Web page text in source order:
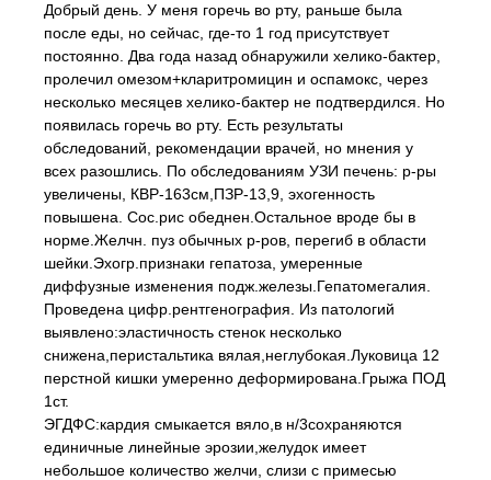
Добрый день. У меня горечь во рту, раньше была
после еды, но сейчас, где-то 1 год присутствует
постоянно. Два года назад обнаружили хелико-бактер,
пролечил омезом+кларитромицин и оспамокс, через
несколько месяцев хелико-бактер не подтвердился. Но
появилась горечь во рту. Есть результаты
обследований, рекомендации врачей, но мнения у
всех разошлись. По обследованиям УЗИ печень: р-ры
увеличены, КВР-163см,ПЗР-13,9, эхогенность
повышена. Сос.рис обеднен.Остальное вроде бы в
норме.Желчн. пуз обычных р-ров, перегиб в области
шейки.Эхогр.признаки гепатоза, умеренные
диффузные изменения подж.железы.Гепатомегалия.
Проведена цифр.рентгенография. Из патологий
выявлено:эластичность стенок несколько
снижена,перистальтика вялая,неглубокая.Луковица 12
перстной кишки умеренно деформирована.Грыжа ПОД
1ст.
ЭГДФС:кардия смыкается вяло,в н/3сохраняются
единичные линейные эрозии,желудок имеет
небольшое количество желчи, слизи с примесью